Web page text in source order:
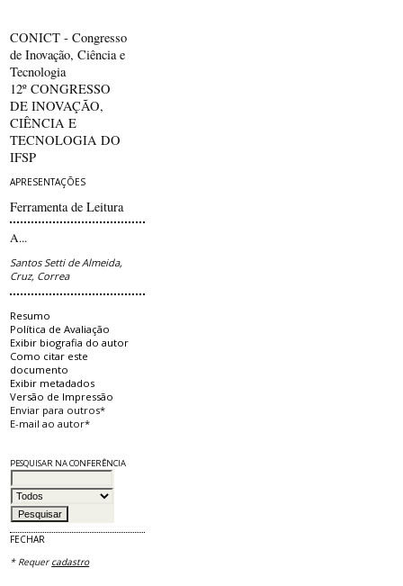
CONICT - Congresso
de Inovação, Ciência e
Tecnologia
12º CONGRESSO
DE INOVAÇÃO,
CIÊNCIA E
TECNOLOGIA DO
IFSP
APRESENTAÇÕES
Ferramenta de Leitura
A...
Santos Setti de Almeida,
Cruz, Correa
Resumo
Política de Avaliação
Exibir biografia do autor
Como citar este
documento
Exibir metadados
Versão de Impressão
Enviar para outros*
E-mail ao autor*
PESQUISAR NA CONFERÊNCIA
FECHAR
* Requercadastro